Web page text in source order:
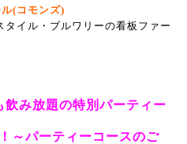
(コモンズ)
イル・ブルワリーの看板ファー
み放題の特別パーティー
～パーティーコースのご